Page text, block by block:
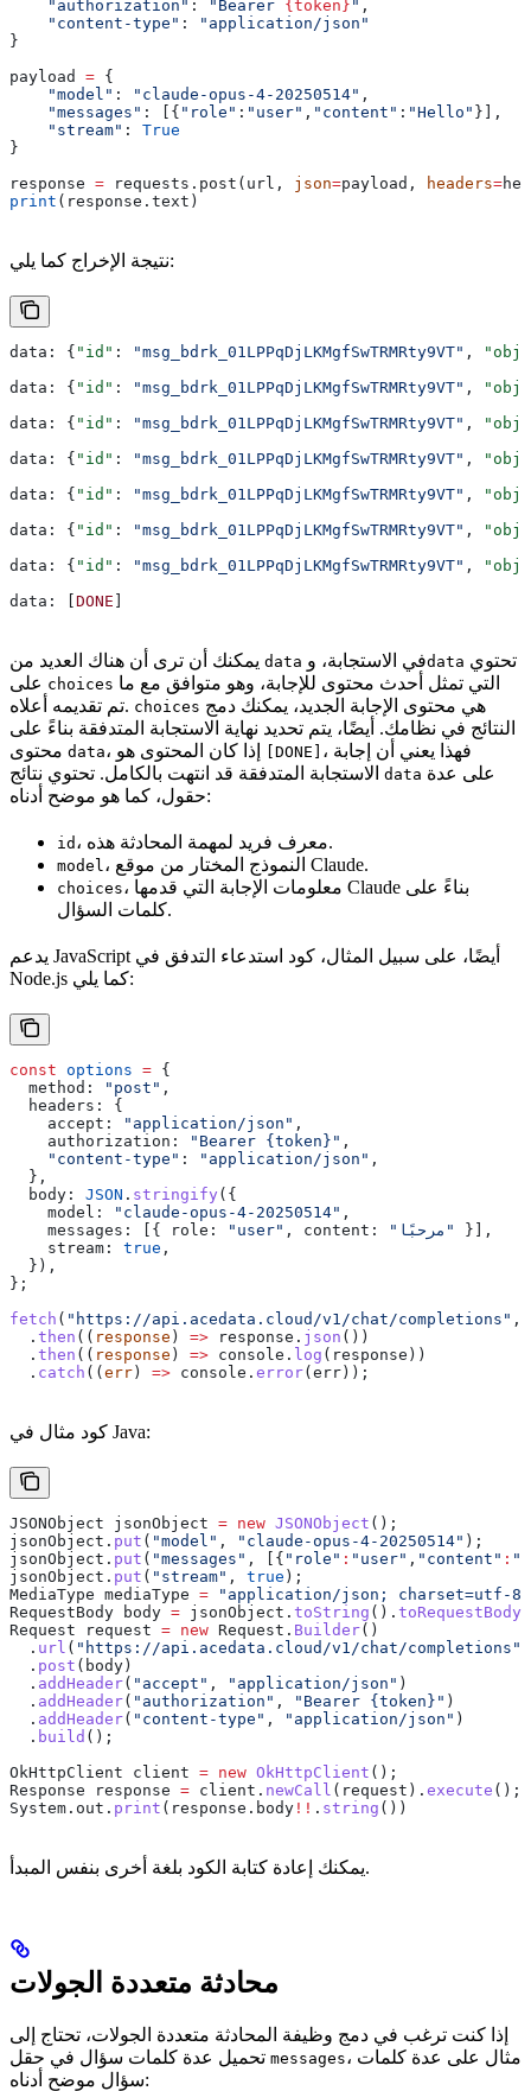
    "authorization"
: "Bearer {token} " ,
    "content-type"
:
"application/json"
}
payload = {
    "model"
: "claude-opus-4-20250514" ,
    "messages"
: [{ "role" : "user" , "content" : "Hello" }],
    "stream"
: True
}
response = requests.post(url, json=payload, headers=
print (response.text)
نتيجة الإخراج كما يلي:
data: { "id" : "msg_bdrk_01LPPqDjLKMgfSwTRMRty9VT" ,
data: { "id" : "msg_bdrk_01LPPqDjLKMgfSwTRMRty9VT" ,
data: { "id" : "msg_bdrk_01LPPqDjLKMgfSwTRMRty9VT" ,
data: { "id" : "msg_bdrk_01LPPqDjLKMgfSwTRMRty9VT" ,
data: { "id" : "msg_bdrk_01LPPqDjLKMgfSwTRMRty9VT" ,
data: { "id" : "msg_bdrk_01LPPqDjLKMgfSwTRMRty9VT" ,
data: { "id" : "msg_bdrk_01LPPqDjLKMgfSwTRMRty9VT" ,
data: [ DONE
data في الاستجابة، وdata
choices
تم تقديمه أعلاه. choices
النتائج في نظامك. أيضًا، يتم تحديد نهاية الاستجابة المتدفقة بناءً على
data [DONE] ، فهذا يعني أن إجابة
data
حقول، كما هو موضح أدناه:
id ، معرف فريد لمهمة المحادثة هذه.
model ، النموذج المختار من موقع Claude.
choices، معلومات الإجابة التي قدمها Claude بناءً على
كلمات السؤال.
يدعم JavaScript أيضًا، على سبيل المثال، كود استدعاء التدفق في
Node.js كما يلي:
const options = {
  method:
"post" ,
  headers:
{
    accept:
"application/json" ,
    authorization:
"Bearer {token}" ,
    "content-type"
: "application/json" ,
  },
  body:
JSON . stringify ({
    model:
"claude-opus-4-20250514" ,
    messages:
[{ role: "user" , content: "مرحبًا"
}],
    stream:
true ,
  }),
};
fetch ( "https://api.acedata.cloud/v1/chat/completions" ,
  .
then (( response ) => response . json ())
  .
then (( response ) => console . log ( response ))
  .
catch (( err ) => console . error( err ));
كود مثال في Java:
JSONObject jsonObject = new JSONObject ();
jsonObject . put ( "model" , "claude-opus-4-20250514" );
jsonObject . put ( "messages" , [{ "role" : "user" , "content" :
jsonObject . put ( "stream" , true );
MediaType mediaType = "application/json; charset=utf-8"
RequestBody body = jsonObject . toString (). toRequestBody
Request request = new Request. Builder()
  .
url ( "https://api.acedata.cloud/v1/chat/completions"
  .
post (body)
  .
addHeader( "accept" , "application/json" )
  .
addHeader( "authorization" , "Bearer {token}" )
  .
addHeader( "content-type" , "application/json" )
  .
build ();
OkHttpClient client = new OkHttpClient ();
Response response = client . newCall (request). execute ();
System . out . print ( response . body !! . string ())
يمكنك إعادة كتابة الكود بلغة أخرى بنفس المبدأ.
محادثة متعددة الجولات
إذا كنت ترغب في دمج وظيفة المحادثة متعددة الجولات، تحتاج إلى
messages، مثال على عدة كلمات
سؤال موضح أدناه: